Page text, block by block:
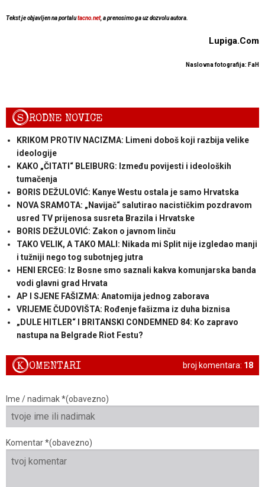
Tekst je objavljen na portalutacno.net, a prenosimo ga uz dozvolu autora.
Lupiga.Com
Naslovna fotografija: FaH
SRODNE NOVICE
KRIKOM PROTIV NACIZMA: Limeni doboš koji razbija velike
ideologije
KAKO „ČITATI“ BLEIBURG: Između povijesti i ideoloških
tumačenja
BORIS DEŽULOVIĆ: Kanye Westu ostala je samo Hrvatska
NOVA SRAMOTA: „Navijač“ salutirao nacističkim pozdravom
usred TV prijenosa susreta Brazila i Hrvatske
BORIS DEŽULOVIĆ: Zakon o javnom linču
TAKO VELIK, A TAKO MALI: Nikada mi Split nije izgledao manji
i tužniji nego tog subotnjeg jutra
HENI ERCEG: Iz Bosne smo saznali kakva komunjarska banda
vodi glavni grad Hrvata
AP I SJENE FAŠIZMA: Anatomija jednog zaborava
VRIJEME ČUDOVIŠTA: Rođenje fašizma iz duha biznisa
„DULE HITLER“ I BRITANSKI CONDEMNED 84: Ko zapravo
nastupa na Belgrade Riot Festu?
broj komentara: 18
KOMENTARI
Ime / nadimak *(obavezno)
Komentar *(obavezno)